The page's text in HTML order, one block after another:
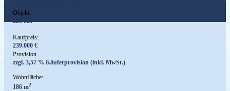
Objekt:
226 021
Kaufpreis:
239.000 €
Provision
zzgl. 3,57 % Käuferprovision (inkl. MwSt.)
Wohnfläche:
186 m2